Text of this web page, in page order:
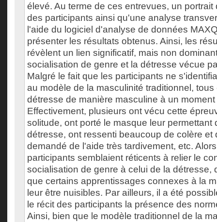
élevé. Au terme de ces entrevues, un
des participants ainsi qu'une analyse
l'aide du logiciel d'analyse de données
présenter les résultats obtenus. Ainsi, les
révèlent un lien significatif, mais non
socialisation de genre et la détresse vécue
Malgré le fait que les participants ne
au modèle de la masculinité traditionnel,
détresse de manière masculine à un
Effectivement, plusieurs ont vécu cette
solitude, ont porté le masque leur permettant
détresse, ont ressenti beaucoup de colère et
demandé de l'aide très tardivement, etc.
participants semblaient réticents à relier le
socialisation de genre à celui de la détresse,
que certains apprentissages connexes à la
leur être nuisibles. Par ailleurs, il a été
le récit des participants la présence des
Ainsi, bien que le modèle traditionnel de la